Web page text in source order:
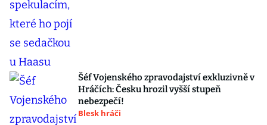
Šéf Vojenského zpravodajství exkluzivně v
Hráčích: Česku hrozil vyšší stupeň
nebezpečí!
Blesk hráči